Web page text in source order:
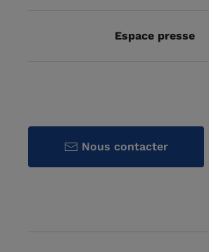
Espace presse
Nous contacter